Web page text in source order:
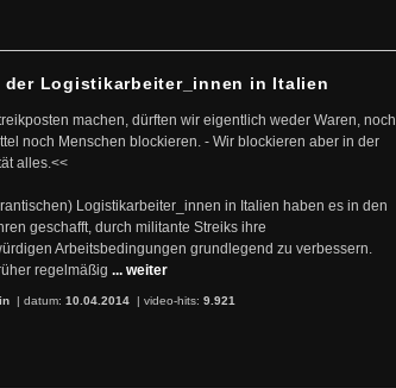
der Logistikarbeiter_innen in Italien
machen, dürften wir eigentlich weder Waren, noch
noch Menschen blockieren. - Wir blockieren aber in der
alles.<<
Logistikarbeiter_innen in Italien haben es in den
geschafft, durch militante Streiks ihre
Arbeitsbedingungen grundlegend zu verbessern.
regelmäßig ... weiter
| datum: 10.04.2014 | video-hits: 9.921